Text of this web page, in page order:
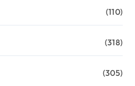
(110)
(318)
(305)